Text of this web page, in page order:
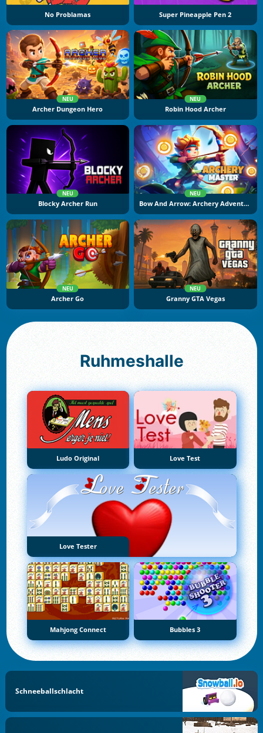
No Problamas Super Pineapple Pen 2
NEU
Archer Dungeon Hero
NEU
Robin Hood Archer
NEU
Blocky Archer Run
NEU
Bow And Arrow: Archery Adventure
NEU
Archer Go
NEU
Granny GTA Vegas
Ruhmeshalle
Ludo Original Love Test
Love Tester
Mahjong Connect Bubbles 3
Schneeballschlacht